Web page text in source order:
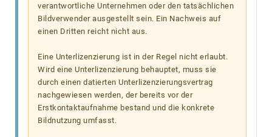
verantwortliche Unternehmen oder den tatsächlichen
Bildverwender ausgestellt sein. Ein Nachweis auf
einen Dritten reicht nicht aus.
Eine Unterlizenzierung ist in der Regel nicht erlaubt.
Wird eine Unterlizenzierung behauptet, muss sie
durch einen datierten Unterlizenzierungsvertrag
nachgewiesen werden, der bereits vor der
Erstkontaktaufnahme bestand und die konkrete
Bildnutzung umfasst.